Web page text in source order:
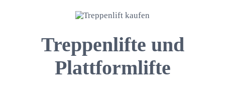
Treppenlifte und
Plattformlifte